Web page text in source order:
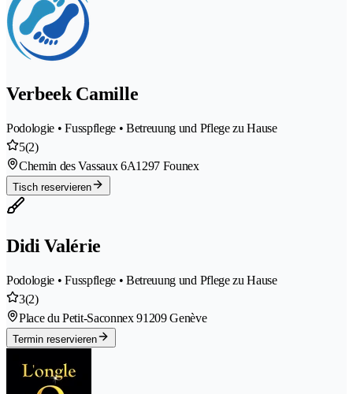
Verbeek Camille
Podologie • Fusspflege • Betreuung und Pflege zu Hause
5(2)
Chemin des Vassaux 6A1297 Founex
Tisch reservieren
Didi Valérie
Podologie • Fusspflege • Betreuung und Pflege zu Hause
3(2)
Place du Petit-Saconnex 91209 Genève
Termin reservieren